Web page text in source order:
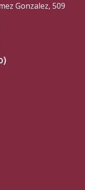
Gonzalez, 509